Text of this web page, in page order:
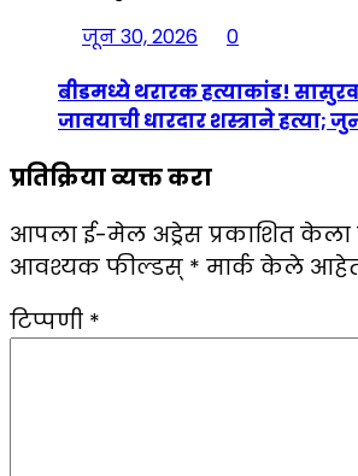
जून 30, 2026
0
बीडमध्ये थरारक हत्याकांड!
जावयाची धारदार शस्त्राने हत्या;
प्रतिक्रिया व्यक्त करा
आपला ई-मेल अड्रेस प्रकाशित केला
आवश्यक फील्डस् * मार्क केले
टिप्पणी *